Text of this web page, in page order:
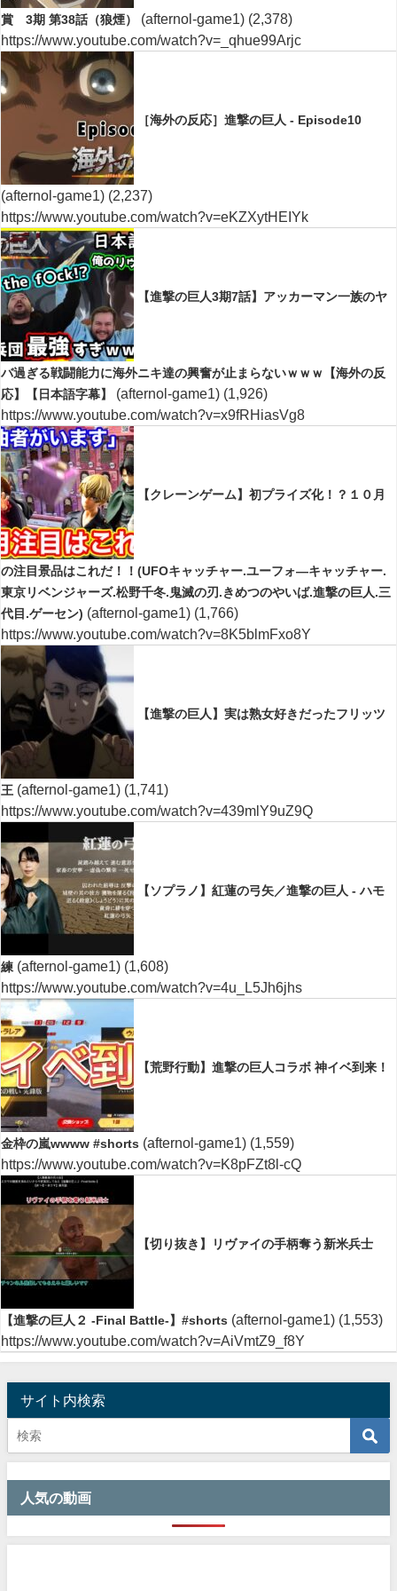
賞 3期 第38話（狼煙） (afternol-game1) (2,378)
https://www.youtube.com/watch?v=_qhue99Arjc
［海外の反応］進撃の巨人 - Episode10
(afternol-game1) (2,237)
https://www.youtube.com/watch?v=eKZXytHEIYk
【進撃の巨人3期7話】アッカーマン一族のヤ
バ過ぎる戦闘能力に海外ニキ達の興奮が止まらないｗｗｗ【海外の反
応】【日本語字幕】
(afternol-game1) (1,926)
https://www.youtube.com/watch?v=x9fRHiasVg8
【クレーンゲーム】初プライズ化！？１０月
の注目景品はこれだ！！(UFOキャッチャー.ユーフォ―キャッチャー.
東京リベンジャーズ.松野千冬.鬼滅の刃.きめつのやいば.進撃の巨人.三
代目.ゲーセン) (afternol-game1) (1,766)
https://www.youtube.com/watch?v=8K5blmFxo8Y
【進撃の巨人】実は熟女好きだったフリッツ
王 (afternol-game1) (1,741)
https://www.youtube.com/watch?v=439mlY9uZ9Q
【ソプラノ】紅蓮の弓矢／進撃の巨人 - ハモ
練 (afternol-game1) (1,608)
https://www.youtube.com/watch?v=4u_L5Jh6jhs
【荒野行動】進撃の巨人コラボ 神イベ到来！
金枠の嵐wwww #shorts (afternol-game1) (1,559)
https://www.youtube.com/watch?v=K8pFZt8l-cQ
【切り抜き】リヴァイの手柄奪う新米兵士
【進撃の巨人２ -Final Battle-】#shorts (afternol-game1) (1,553)
https://www.youtube.com/watch?v=AiVmtZ9_f8Y
サイト内検索
人気の動画